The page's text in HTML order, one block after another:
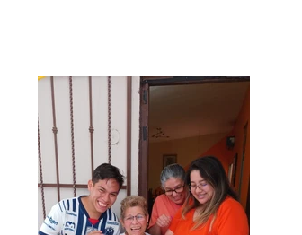
su pequeño tamaño, suelen ser muy
amigables con los niños. Sin
embargo, pueden ser agresivos o
tímidos cuando su socialización ha
sido pobre.